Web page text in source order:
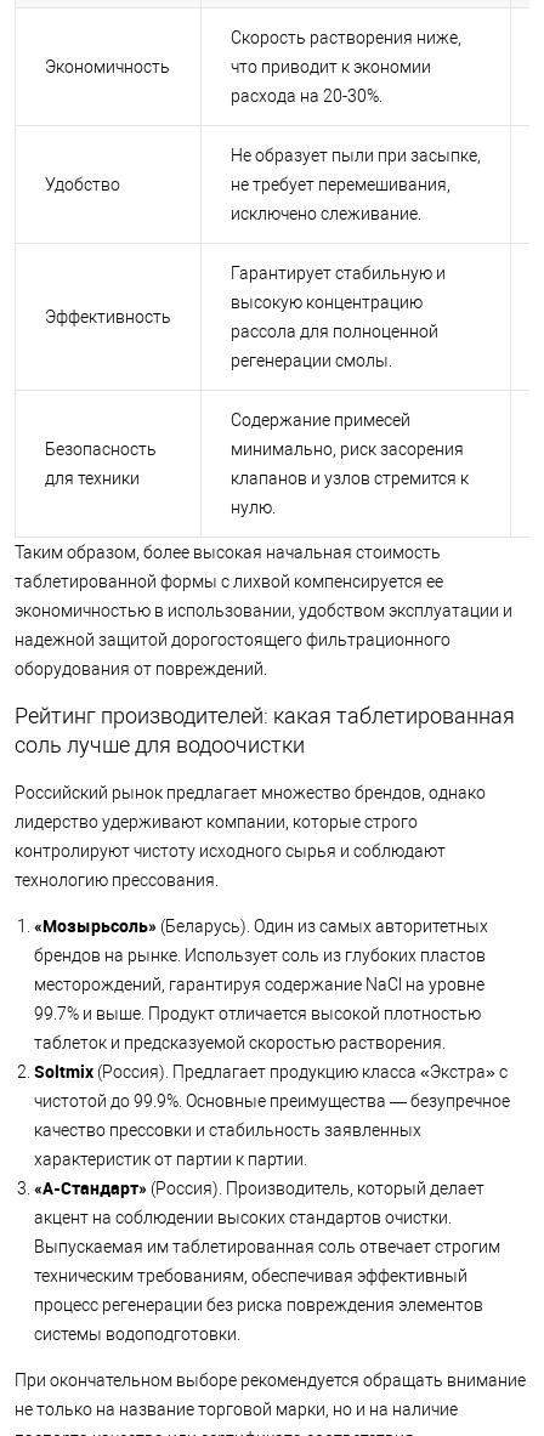
Экономичность
Скорость растворения ниже,
что приводит к экономии
расхода на 20-30%.
Удобство
Не образует пыли при засыпке,
не требует перемешивания,
исключено слеживание.
Эффективность
Гарантирует стабильную и
высокую концентрацию
рассола для полноценной
регенерации смолы.
Безопасность
для техники
Содержание примесей
минимально, риск засорения
клапанов и узлов стремится к
нулю.
Таким образом, более высокая начальная стоимость
таблетированной формы с лихвой компенсируется ее
экономичностью в использовании, удобством эксплуатации и
надежной защитой дорогостоящего фильтрационного
оборудования от повреждений.
Рейтинг производителей: какая таблетированная
соль лучше для водоочистки
Российский рынок предлагает множество брендов, однако
лидерство удерживают компании, которые строго
контролируют чистоту исходного сырья и соблюдают
технологию прессования.
«Мозырьсоль» (Беларусь). Один из самых авторитетных
брендов на рынке. Использует соль из глубоких пластов
месторождений, гарантируя содержание NaCl на уровне
99.7% и выше. Продукт отличается высокой плотностью
таблеток и предсказуемой скоростью растворения.
Soltmix (Россия). Предлагает продукцию класса «Экстра» с
чистотой до 99.9%. Основные преимущества — безупречное
качество прессовки и стабильность заявленных
характеристик от партии к партии.
«А-Стандарт» (Россия). Производитель, который делает
акцент на соблюдении высоких стандартов очистки.
Выпускаемая им таблетированная соль отвечает строгим
техническим требованиям, обеспечивая эффективный
процесс регенерации без риска повреждения элементов
системы водоподготовки.
При окончательном выборе рекомендуется обращать внимание
не только на название торговой марки, но и на наличие